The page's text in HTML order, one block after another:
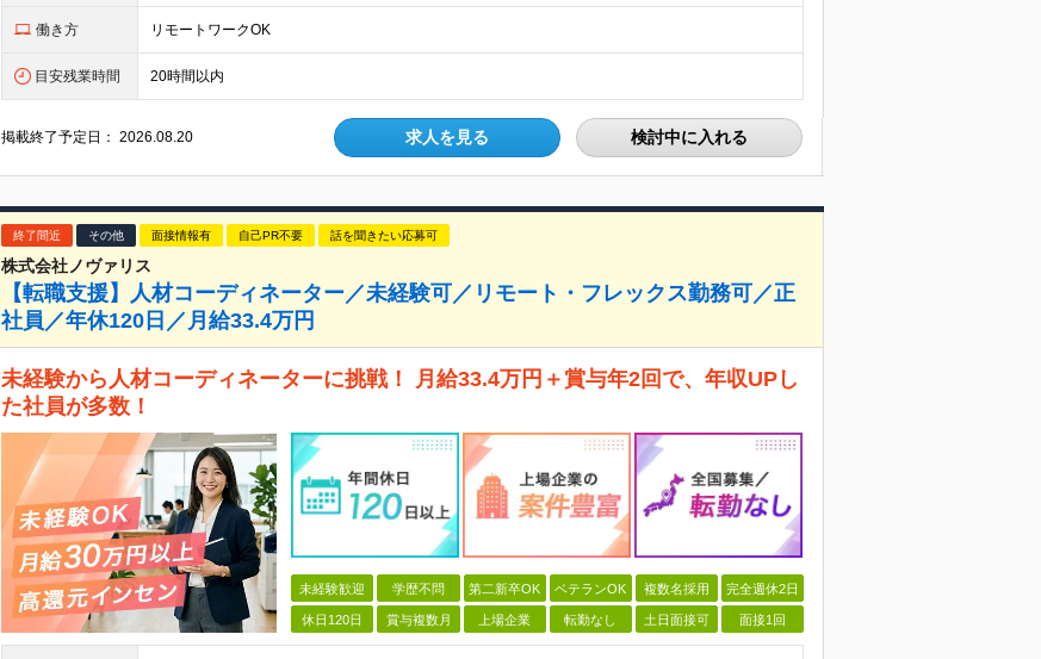
働き方 リモートワークOK
目安残業時間 20時間以内
掲載終了予定日：2026.08.20 求人を見る 検討中に入れる
終了間近 その他 面接情報有 自己PR不要 話を聞きたい応募可
株式会社ノヴァリス
【転職支援】人材コーディネーター／未経験可／リモート・フレックス勤務可／正
社員／年休120日／月給33.4万円
未経験から人材コーディネーターに挑戦！ 月給33.4万円＋賞与年2回で、年収UPし
た社員が多数！
未経験歓迎 学歴不問 第二新卒OK ベテランOK 複数名採用 完全週休2日
休日120日 賞与複数月 上場企業 転勤なし 土日面接可 面接1回